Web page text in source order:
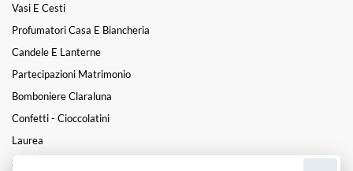
Vasi E Cesti
Profumatori Casa E Biancheria
Candele E Lanterne
Partecipazioni Matrimonio
Bomboniere Claraluna
Confetti - Cioccolatini
Laurea
San Valentino